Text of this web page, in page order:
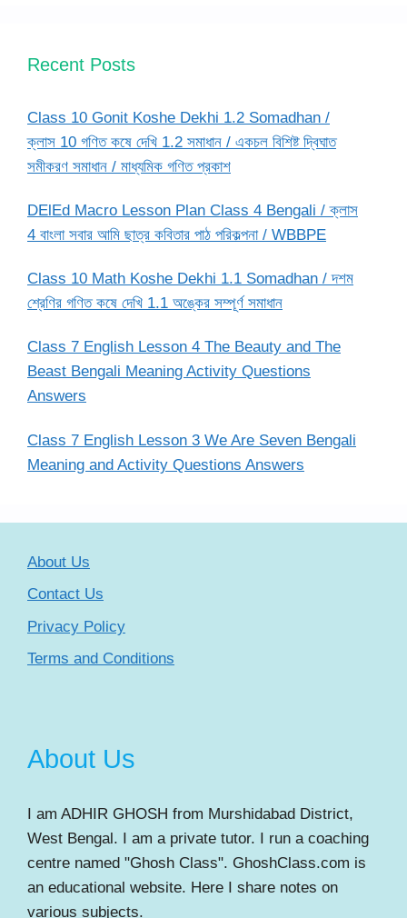
Recent Posts
Class 10 Gonit Koshe Dekhi 1.2 Somadhan /
ক্লাস 10 গণিত কষে দেখি 1.2 সমাধান / একচল বিশিষ্ট দ্বিঘাত
সমীকরণ সমাধান / মাধ্যমিক গণিত প্রকাশ
DElEd Macro Lesson Plan Class 4 Bengali / ক্লাস
4 বাংলা সবার আমি ছাত্র কবিতার পাঠ পরিকল্পনা / WBBPE
Class 10 Math Koshe Dekhi 1.1 Somadhan / দশম
শ্রেণির গণিত কষে দেখি 1.1 অঙ্কের সম্পূর্ণ সমাধান
Class 7 English Lesson 4 The Beauty and The
Beast Bengali Meaning Activity Questions
Answers
Class 7 English Lesson 3 We Are Seven Bengali
Meaning and Activity Questions Answers
About Us
Contact Us
Privacy Policy
Terms and Conditions
About Us
I am ADHIR GHOSH from Murshidabad District,
West Bengal. I am a private tutor. I run a coaching
centre named "Ghosh Class". GhoshClass.com is
an educational website. Here I share notes on
various subjects.